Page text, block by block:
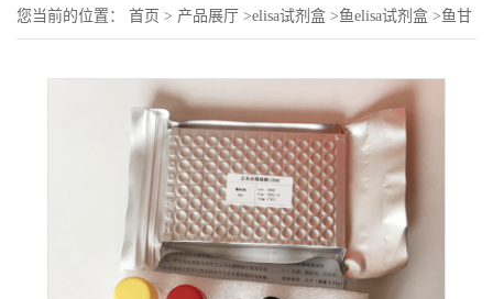
您当前的位置： 首页 > 产品展厅 >elisa试剂盒 >鱼elisa试剂盒 >鱼甘